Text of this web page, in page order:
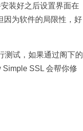
装好之后设置界面在
因为软件的局限性，好
测试，如果通过阁下的
SSL 会帮你修